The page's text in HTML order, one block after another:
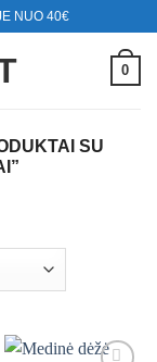
NUO 40€
0
SU